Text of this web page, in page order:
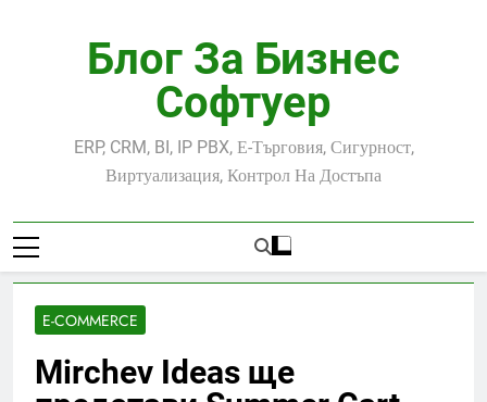
Блог За Бизнес
Софтуер
ERP, CRM, BI, IP PBX, Е-Търговия, Сигурност,
Виртуализация, Контрол На Достъпа
E-COMMERCE
Mirchev Ideas ще